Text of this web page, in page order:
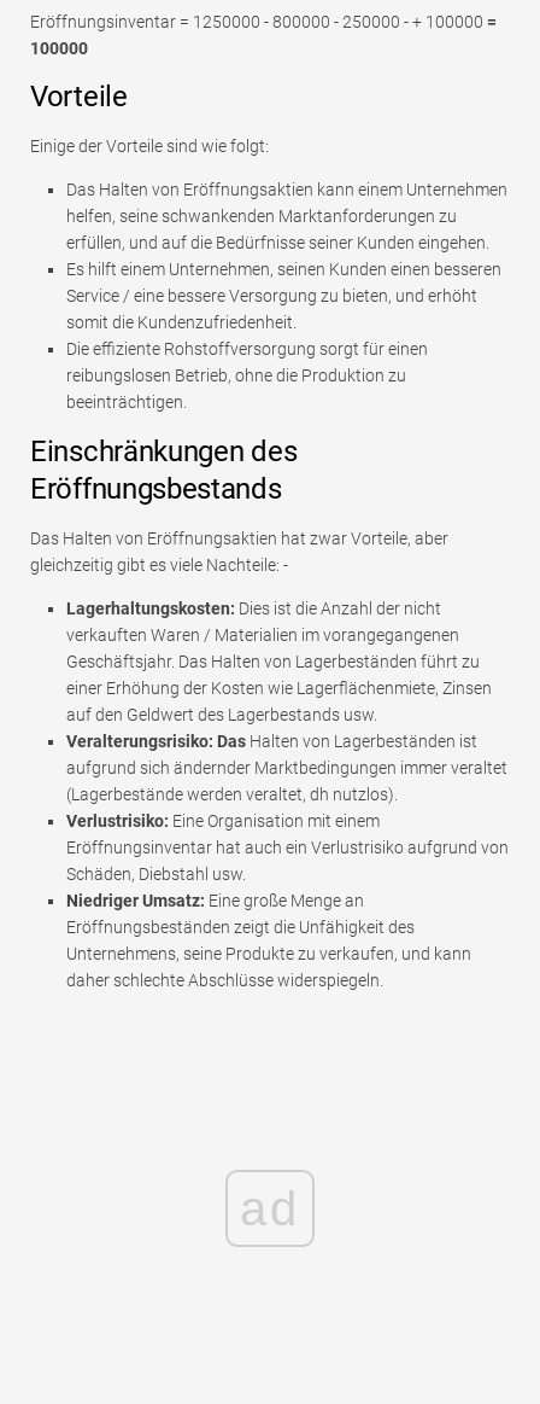
Eröffnungsinventar = 1250000 - 800000 - 250000 - + 100000 =
100000
Vorteile
Einige der Vorteile sind wie folgt:
Das Halten von Eröffnungsaktien kann einem Unternehmen
helfen, seine schwankenden Marktanforderungen zu
erfüllen, und auf die Bedürfnisse seiner Kunden eingehen.
Es hilft einem Unternehmen, seinen Kunden einen besseren
Service / eine bessere Versorgung zu bieten, und erhöht
somit die Kundenzufriedenheit.
Die effiziente Rohstoffversorgung sorgt für einen
reibungslosen Betrieb, ohne die Produktion zu
beeinträchtigen.
Einschränkungen des
Eröffnungsbestands
Das Halten von Eröffnungsaktien hat zwar Vorteile, aber
gleichzeitig gibt es viele Nachteile: -
Lagerhaltungskosten: Dies ist die Anzahl der nicht
verkauften Waren / Materialien im vorangegangenen
Geschäftsjahr. Das Halten von Lagerbeständen führt zu
einer Erhöhung der Kosten wie Lagerflächenmiete, Zinsen
auf den Geldwert des Lagerbestands usw.
Veralterungsrisiko: Das Halten von Lagerbeständen ist
aufgrund sich ändernder Marktbedingungen immer veraltet
(Lagerbestände werden veraltet, dh nutzlos).
Verlustrisiko: Eine Organisation mit einem
Eröffnungsinventar hat auch ein Verlustrisiko aufgrund von
Schäden, Diebstahl usw.
Niedriger Umsatz: Eine große Menge an
Eröffnungsbeständen zeigt die Unfähigkeit des
Unternehmens, seine Produkte zu verkaufen, und kann
daher schlechte Abschlüsse widerspiegeln.
ad